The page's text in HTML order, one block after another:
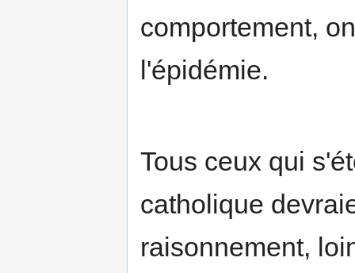
comportement,
l'épidémie.
Tous ceux qui
catholique
raisonnement,